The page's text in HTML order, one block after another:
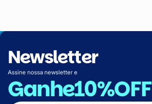
Newsletter
Assine nossa newsletter e
Ganhe10%OFF